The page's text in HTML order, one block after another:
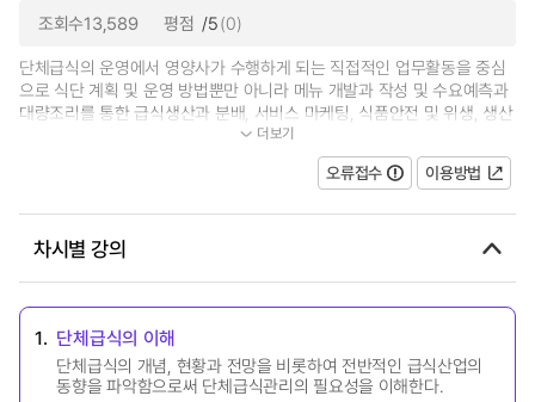
조회수13,589 평점 /5(0)
단체급식의 운영에서 영양사가 수행하게 되는 직접적인 업무활동을 중심
으로 식단 계획 및 운영 방법뿐만 아니라 메뉴 개발과 작성 및 수요예측과
대량조리를 통한 급식생산과 분배, 서비스 마케팅, 식품안전 및 위생, 생산
성과 안전관리를 통한 급식작업...
더보기
오류접수 이용방법
차시별 강의
1. 단체급식의 이해
단체급식의 개념, 현황과 전망을 비롯하여 전반적인 급식산업의
동향을 파악함으로써 단체급식관리의 필요성을 이해한다.